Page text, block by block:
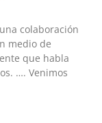
colaboración
medio de
que habla
…. Venimos